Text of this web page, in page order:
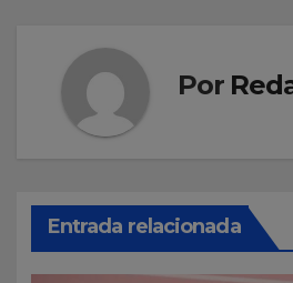
Por
Entrada relacionada